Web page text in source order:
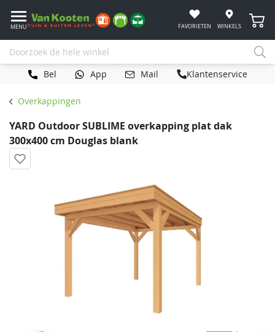
MENU FAVORIETEN WINKELS
Bel App Mail Klantenservice
Overkappingen
YARD Outdoor SUBLIME overkapping plat dak
300x400 cm Douglas blank